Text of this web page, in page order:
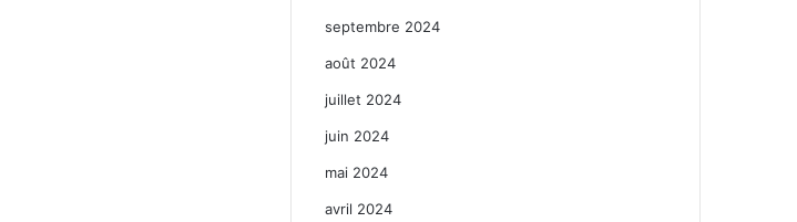
septembre 2024
août 2024
juillet 2024
juin 2024
mai 2024
avril 2024